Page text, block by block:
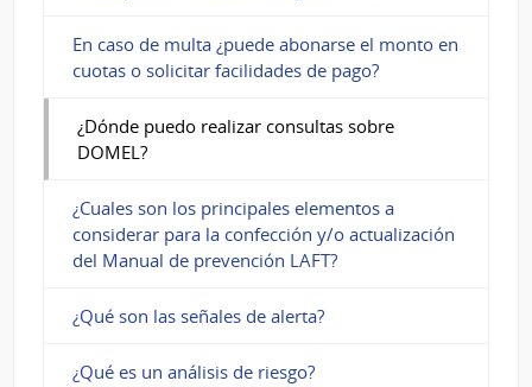
En caso de multa ¿puede abonarse el monto en
cuotas o solicitar facilidades de pago?
¿Dónde puedo realizar consultas sobre
DOMEL?
¿Cuales son los principales elementos a
considerar para la confección y/o actualización
del Manual de prevención LAFT?
¿Qué son las señales de alerta?
¿Qué es un análisis de riesgo?